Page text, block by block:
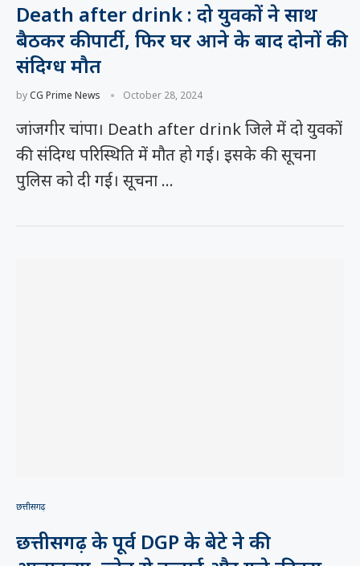
Death after drink : दो युवकों ने साथ
बैठकर की पार्टी, फिर घर आने के बाद दोनों की
संदिग्ध मौत
byCG Prime News October 28, 2024
जांजगीर चांपा। Death after drink जिले में दो युवकों
की संदिग्ध परिस्थिति में मौत हो गई। इसके की सूचना
पुलिस को दी गई। सूचना …
छत्तीसगढ़
छत्तीसगढ़ के पूर्व DGP के बेटे ने की